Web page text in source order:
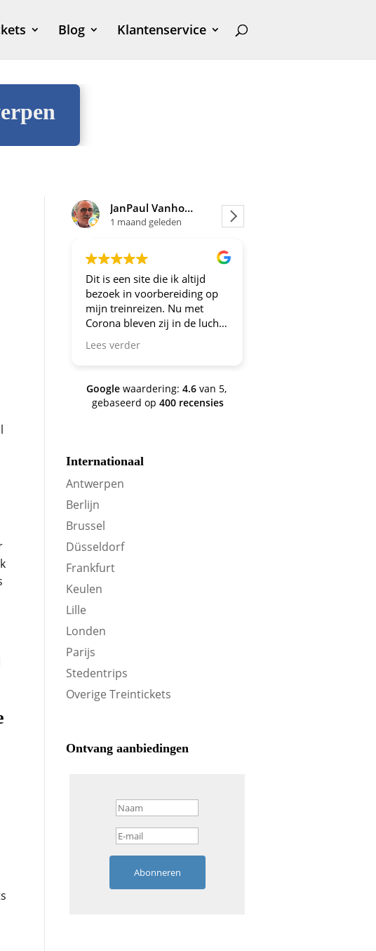
Blog Klantenservice
JanPaul Vanhoven
1 maand geleden
is een site die ik altijd
in voorbereiding op
treinreizen. Nu met
bleven zij in de lucht.
we een aantal jaren
om je te oriënteren op
Joosje
1 maand geleden
Altijd fijne en betrouwbare
aanbiedingen!
Google waardering: 4.6 van 5,
gebaseerd op400 recensies
Internationaal
Antwerpen
Berlijn
Brussel
Düsseldorf
Frankfurt
Keulen
Lille
Londen
Parijs
Stedentrips
Overige Treintickets
Ontvang aanbiedingen
Abonneren